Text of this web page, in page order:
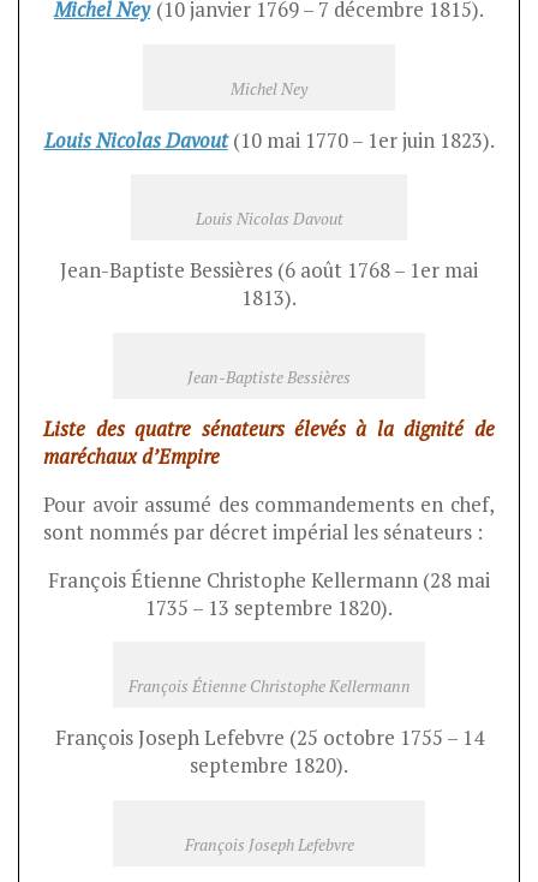
Michel Ney (10 janvier 1769 – 7 décembre 1815).
Michel Ney
Louis Nicolas Davout(10 mai 1770 – 1er juin 1823).
Louis Nicolas Davout
Jean-Baptiste Bessières (6 août 1768 – 1er mai
1813).
Jean-Baptiste Bessières
Liste des quatre sénateurs élevés à la dignité de
maréchaux d’Empire
Pour avoir assumé des commandements en chef,
sont nommés par décret impérial les sénateurs :
François Étienne Christophe Kellermann (28 mai
1735 – 13 septembre 1820).
François Étienne Christophe Kellermann
François Joseph Lefebvre (25 octobre 1755 – 14
septembre 1820).
François Joseph Lefebvre